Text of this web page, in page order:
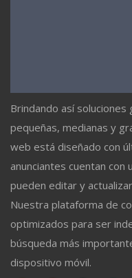
Brindando así
pequeñas, medianas y
web está diseñado con
anunciantes cuentan con
pueden editar y
Nuestra plataforma de
optimizados para ser
búsqueda más
dispositivo móvil.